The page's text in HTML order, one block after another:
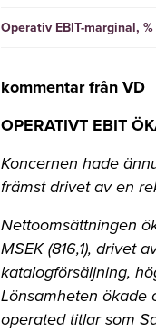
Operativ EBIT-marginal, %
kommentar från VD
OPERATIVT EBIT
Koncernen hade
främst drivet av en
Nettoomsättningen
MSEK (816,1), drivet
katalogförsäljning,
Lönsamheten ökade
operated titlar som